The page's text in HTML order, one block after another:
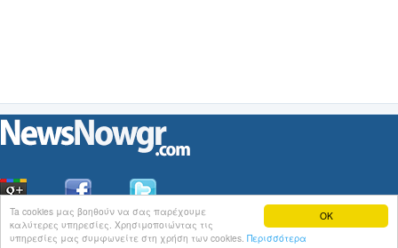
OK
Ta cookies μας βοηθούν να σας παρέχουμε
καλύτερες υπηρεσίες. Χρησιμοποιώντας τις
υπηρεσίες μας συμφωνείτε στη χρήση των cookies. Περισσότερα
ΟιΕιδήσεις του NewsNowgr.com στοiNews